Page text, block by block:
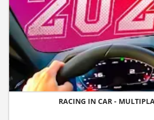
RACING IN CAR -